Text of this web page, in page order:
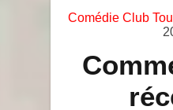
Comédie Club